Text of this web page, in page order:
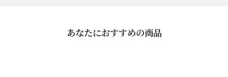
あなたにおすすめの商品